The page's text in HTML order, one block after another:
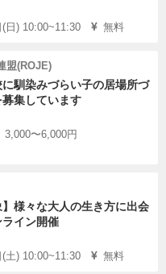
日) 10:00~11:30 無料
盟(ROJE)
馴染みづらい子の居場所づ
集しています
3,000〜6,000円
】様々な大人の生き方に出会
イン開催
土) 10:00~11:30 無料